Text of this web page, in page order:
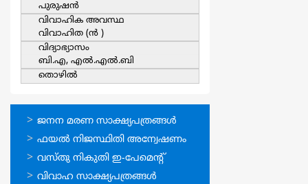
പുരുഷന്‍
വിവാഹിക അവസ്ഥ
വിവാഹിത (ന്‍ )
വിദ്യാഭ്യാസം
ബി.എ, എല്‍.എല്‍.ബി
തൊഴില്‍
ഓണ്‍ലൈന്‍
സേവനങ്ങള്‍
ജനന മരണ സാക്ഷ്യപത്രങ്ങള്‍
ഫയല്‍ നിജസ്ഥിതി അന്വേഷണം
വസ്തു നികുതി ഇ-പേമെന്റ്
വിവാഹ സാക്ഷ്യപത്രങ്ങള്‍